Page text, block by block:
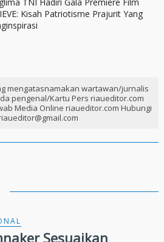
Kisah Patriotisme Prajurit Yang
mengatasnamakan wartawan/jurnalis
pengenal/Kartu Pers riaueditor.com
Media Online riaueditor.com Hubungi
Sesuaikan